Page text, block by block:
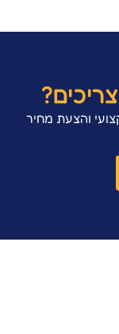
והצעת מחיר